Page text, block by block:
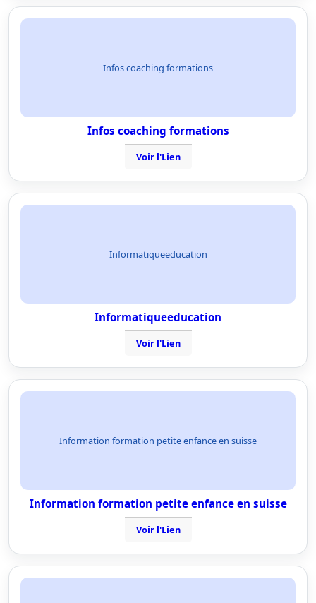
Infos coaching formations
Infos coaching formations
Voir l'Lien
Informatiqueeducation
Informatiqueeducation
Voir l'Lien
Information formation petite enfance en suisse
Information formation petite enfance en suisse
Voir l'Lien